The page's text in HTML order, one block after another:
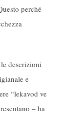
perché
descrizioni
e
“lekavod ve
– ha